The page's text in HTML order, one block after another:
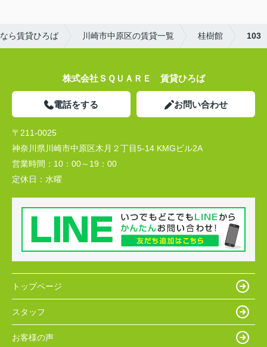
ら賃貸ひろば 川崎市中原区の賃貸一覧 桂樹館 103
株式会社ＳＱＵＡＲＥ 賃貸ひろば
電話をする お問い合わせ
〒211-0025
神奈川県川崎市中原区木月２丁目5-14 KMGビル2A
営業時間： 10：00～19：00
定休日： 水曜
トップページ
スタッフ
お客様の声